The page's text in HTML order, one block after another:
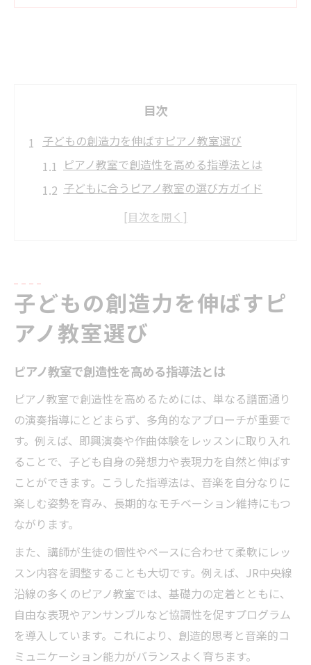
目次
子どもの創造力を伸ばすピアノ教室選び
ピアノ教室で創造性を高める指導法とは
子どもに合うピアノ教室の選び方ガイド
創造力を伸ばすピアノ教室選びの新常識
JR中央線沿線のピアノ教室事情を徹底解説
多彩なピアノ教室で創造性を磨く方法
駅近ピアノ教室の利便性と通いやすさの魅
力
JR中央線沿線でピアノ教室を探すポイント
創造性重視のカリキュラムとは何か
ピアノ教室の創造性重視カリキュラム解説
子どもが伸びるピアノ教室の工夫とは
ピアノ教室を探すならJR中央線エリアが便利
JR中央線エリアのピアノ教室利用のメリッ
ト
ピアノ教室探しで重視すべきアクセス条件
子どもの創造力を伸ばすピ
アノ教室選び
ピアノ教室で創造性を高める指導法とは
ピアノ教室で創造性を高めるためには、単なる譜面通り
の演奏指導にとどまらず、多角的なアプローチが重要で
す。例えば、即興演奏や作曲体験をレッスンに取り入れ
ることで、子ども自身の発想力や表現力を自然と伸ばす
ことができます。こうした指導法は、音楽を自分なりに
楽しむ姿勢を育み、長期的なモチベーション維持にもつ
ながります。
また、講師が生徒の個性やペースに合わせて柔軟にレッ
スン内容を調整することも大切です。例えば、JR中央線
沿線の多くのピアノ教室では、基礎力の定着とともに、
自由な表現やアンサンブルなど協調性を促すプログラム
を導入しています。これにより、創造的思考と音楽的コ
ミュニケーション能力がバランスよく育ちます。